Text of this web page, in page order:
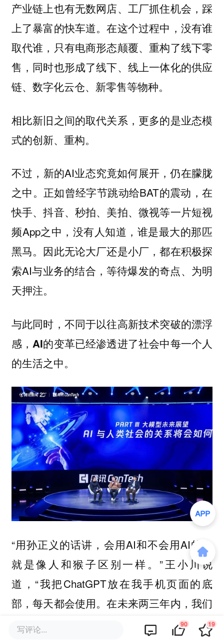
产业链上也有无数网店、工厂抓住机会，踩
上了暴富的快车道。在这个过程中，没有谁
取代谁，只有电商形态颠覆、重构了线下零
售，同时也形成了线下、线上一体化的供应
链、数字化云仓、新零售等物种。
相比新旧之间的取代关系，更多的是业态模
式的创新、重构。
不过，新的AI业态究竟如何展开，仍在朦胧
之中。正如曾经字节跳动给BAT的震动，在
快手、抖音、秒拍、美拍、微视等一片短视
频App之中，没有人知道，谁是最大的那匹
黑马。因此无论大厂还是小厂，都在积极探
索AI与业务的结合，等待爆发的奇点、为明
天押注。
与此同时，不同于以往高新技术突破的漂浮
感，AI的变革已经渗透进了社会中每一个人
的生活之中。
“用孙正义的话讲，会用AI和不会用AI的人
就是像人和猴子区别一样。”王小川说
道，“我把ChatGPT放在我手机页面的底
部，每天都会使用。在未来两三年内，我们
工作方式、生活方式会有天翻地覆的变化，
写评论... 90 19